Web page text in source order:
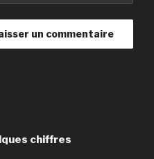
chiffres